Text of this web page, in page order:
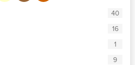
40
16
1
9